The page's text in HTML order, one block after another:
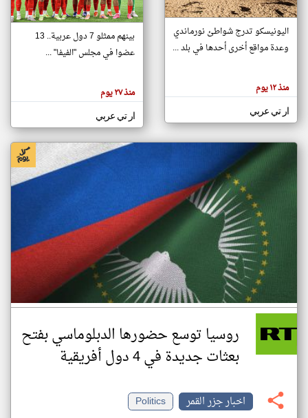
تغيير الدولة
اخبار جزر القمر على مدار الساعة
أهم اخبار جزر القمر العاجلة والمباشرة
هنا عن
وجهة
كاتبيها.
اليونيسكو تدرج شواطئ نورماندي
وعدة مواقع أخرى أحدها في بلد ...
منذ ١٢ يوم
ار تي عربي
بينهم ممثلو 7 دول عربية.. 13
عضوا في مجلس "الفيفا" ...
منذ ٢٧ يوم
ار تي عربي
روسيا توسع حضورها الدبلوماسي بفتح
بعثات جديدة في 4 دول أفريقية
اخبار جزر القمر
Politics
klyoum.com